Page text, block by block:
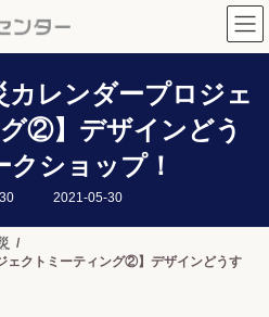
カレンダープロジェ
②】デザインどう
クショップ！
最
時
2021-05-30
ェクトミーティング②】デザインどうす